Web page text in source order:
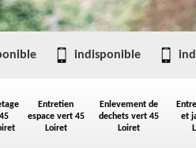
45
Entretien
espace vert 45
Loiret
Enlevement de
dechets vert 45
Loiret
et
indisponible